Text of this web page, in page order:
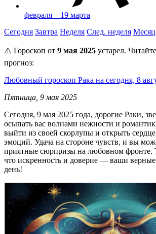
февраля – 19 марта
Сегодня Завтра Неделя След. неделя Месяц
⚠️ Гороскоп от 9 мая 2025 устарел.
прогноз:
Любовный гороскоп Рака на сегодня, 8
Пятница, 9 мая 2025
Сегодня, 9 мая 2025 года, дорогие Раки,
осыпать вас волнами нежности и
выйти из своей скорлупы и открыть
эмоций. Удача на стороне чувств, и вы
приятные сюрпризы на любовном фронте.
что искренность и доверие — ваши
день!